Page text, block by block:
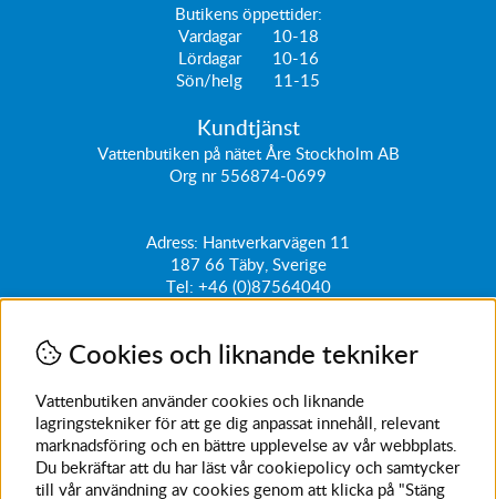
Butikens öppettider:
Vardagar 10-18
Lördagar 10-16
Sön/helg 11-15
Kundtjänst
Vattenbutiken på nätet Åre Stockholm AB
Org nr 556874-0699
Adress: Hantverkarvägen 11
187 66 Täby, Sverige
Tel: +46 (0)87564040
kundtjanst@vattenbutiken.se
Få vårt nyhetsbrev
Ange din e-post nedan för att ta del av nyheter och
erbjudanden
SKICKA
Cookies och liknande tekniker
Vattenbutiken använder cookies och liknande
lagringstekniker för att ge dig anpassat innehåll, relevant
marknadsföring och en bättre upplevelse av vår webbplats.
Du bekräftar att du har läst vår cookiepolicy och samtycker
till vår användning av cookies genom att klicka på "Stäng